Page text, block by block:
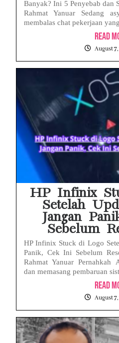
Banyak? Ini 5 Penyebab dan
Rahmat Yanuar Sedang
membalas chat pekerjaan
Read
August 7,
HP Infinix
Setelah
Jangan
Sebelum
HP Infinix Stuck di Logo
Panik, Cek Ini Sebelum
Rahmat Yanuar Pernahkah
dan memasang pembaruan
Read
August 7,